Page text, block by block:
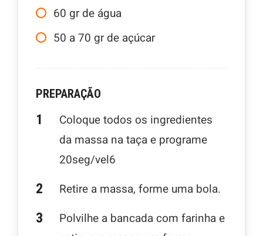
60 gr de água
50 a 70 gr de açúcar
PREPARAÇÃO
Coloque todos os ingredientes
da massa na taça e programe
20seg/vel6
Retire a massa, forme uma bola.
Polvilhe a bancada com farinha e